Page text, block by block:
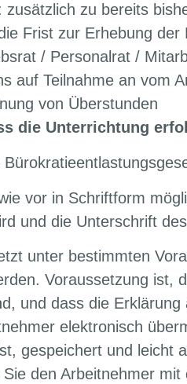
zusätzlich zu bereits
Frist zur Erhebung
/ Personalrat /
auf Teilnahme an vom
von Überstunden
die Unterrichtung
vor in Schriftform
und die Unterschrift
unter bestimmten
Voraussetzung ist,
und dass die
elektronisch
gespeichert und leicht
den Arbeitnehmer